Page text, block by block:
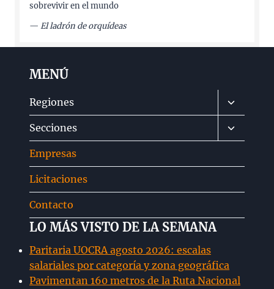
sobrevivir en el mundo
— El ladrón de orquídeas
MENÚ
Regiones
Alternar
menú
hijo
Secciones
Alternar
menú
Empresas
Licitaciones
Contacto
LO MÁS VISTO DE LA SEMANA
Paritaria UOCRA agosto 2026: escalas
salariales por categoría y zona geográfica
Pavimentan 160 metros de la Ruta Nacional